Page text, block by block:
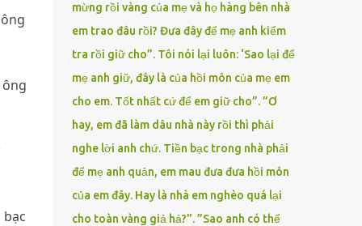
mừng rồi vàng của mẹ và họ hàng bên nhà
em trao đâu rồi? Đưa đây để mẹ anh kiểm
tra rồi giữ cho”. Tôi nói lại luôn: ‘Sao lại để
mẹ anh giữ, đây là của hồi môn của mẹ em
cho em. Tốt nhất cứ để em giữ cho”. ”Ơ
hay, em đã làm dâu nhà này rồi thì phải
nghe lời anh chứ. Tiền bạc trong nhà phải
để mẹ anh quản, em mau đưa đưa hồi môn
của em đây. Hay là nhà em nghèo quá lại
cho toàn vàng giả hả?”. ”Sao anh có thể